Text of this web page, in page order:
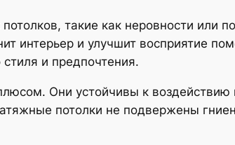
такие как неровности или
интерьер и улучшит восприятие
и предпочтения.
Они устойчивы к воздействию
потолки не подвержены